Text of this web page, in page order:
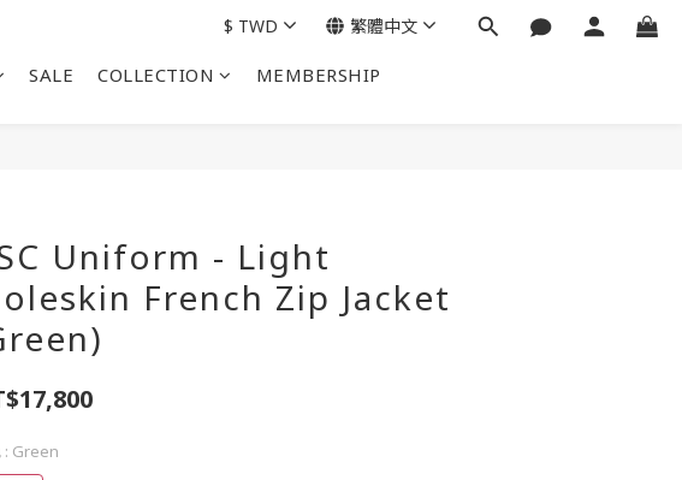
SALE COLLECTION MEMBERSHIP
$ TWD 繁體中文
Uniform - Light
French Zip Jacket
: Green